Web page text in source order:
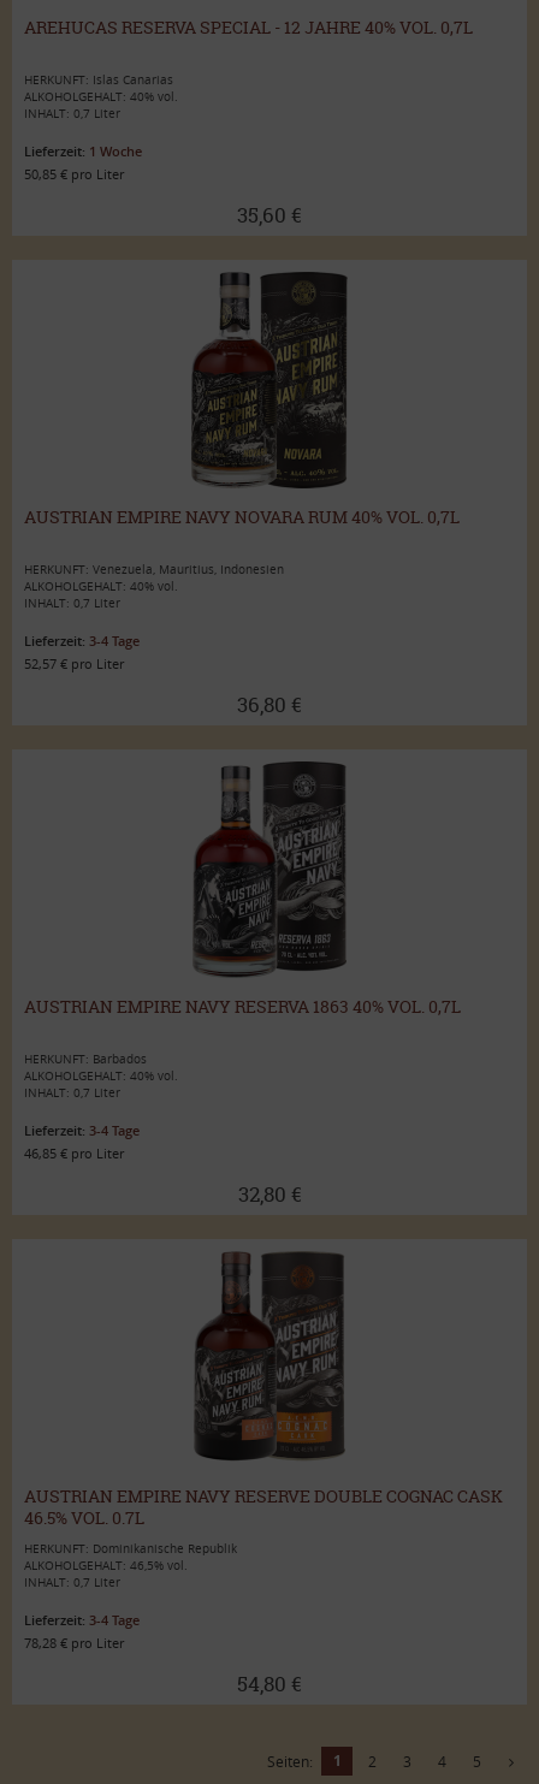
AREHUCAS RESERVA SPECIAL - 12 JAHRE 40% VOL. 0,7L
HERKUNFT: Islas Canarias
ALKOHOLGEHALT: 40% vol.
INHALT: 0,7 Liter
Lieferzeit: 1 Woche
50,85 € pro Liter
35,60 €
AUSTRIAN EMPIRE NAVY NOVARA RUM 40% VOL. 0,7L
HERKUNFT: Venezuela, Mauritius, Indonesien
ALKOHOLGEHALT: 40% vol.
INHALT: 0,7 Liter
Lieferzeit: 3-4 Tage
52,57 € pro Liter
36,80 €
AUSTRIAN EMPIRE NAVY RESERVA 1863 40% VOL. 0,7L
HERKUNFT: Barbados
ALKOHOLGEHALT: 40% vol.
INHALT: 0,7 Liter
Lieferzeit: 3-4 Tage
46,85 € pro Liter
32,80 €
AUSTRIAN EMPIRE NAVY RESERVE DOUBLE COGNAC CASK
46.5% VOL. 0.7L
HERKUNFT: Dominikanische Republik
ALKOHOLGEHALT: 46,5% vol.
INHALT: 0,7 Liter
Lieferzeit: 3-4 Tage
78,28 € pro Liter
54,80 €
Seiten: 1 2 3 4 5